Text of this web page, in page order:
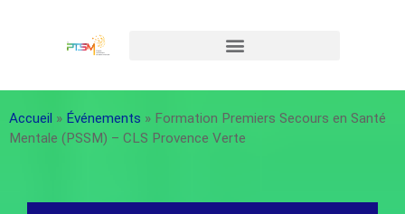
Accueil » Événements » Formation Premiers Secours en Santé
Mentale (PSSM) – CLS Provence Verte